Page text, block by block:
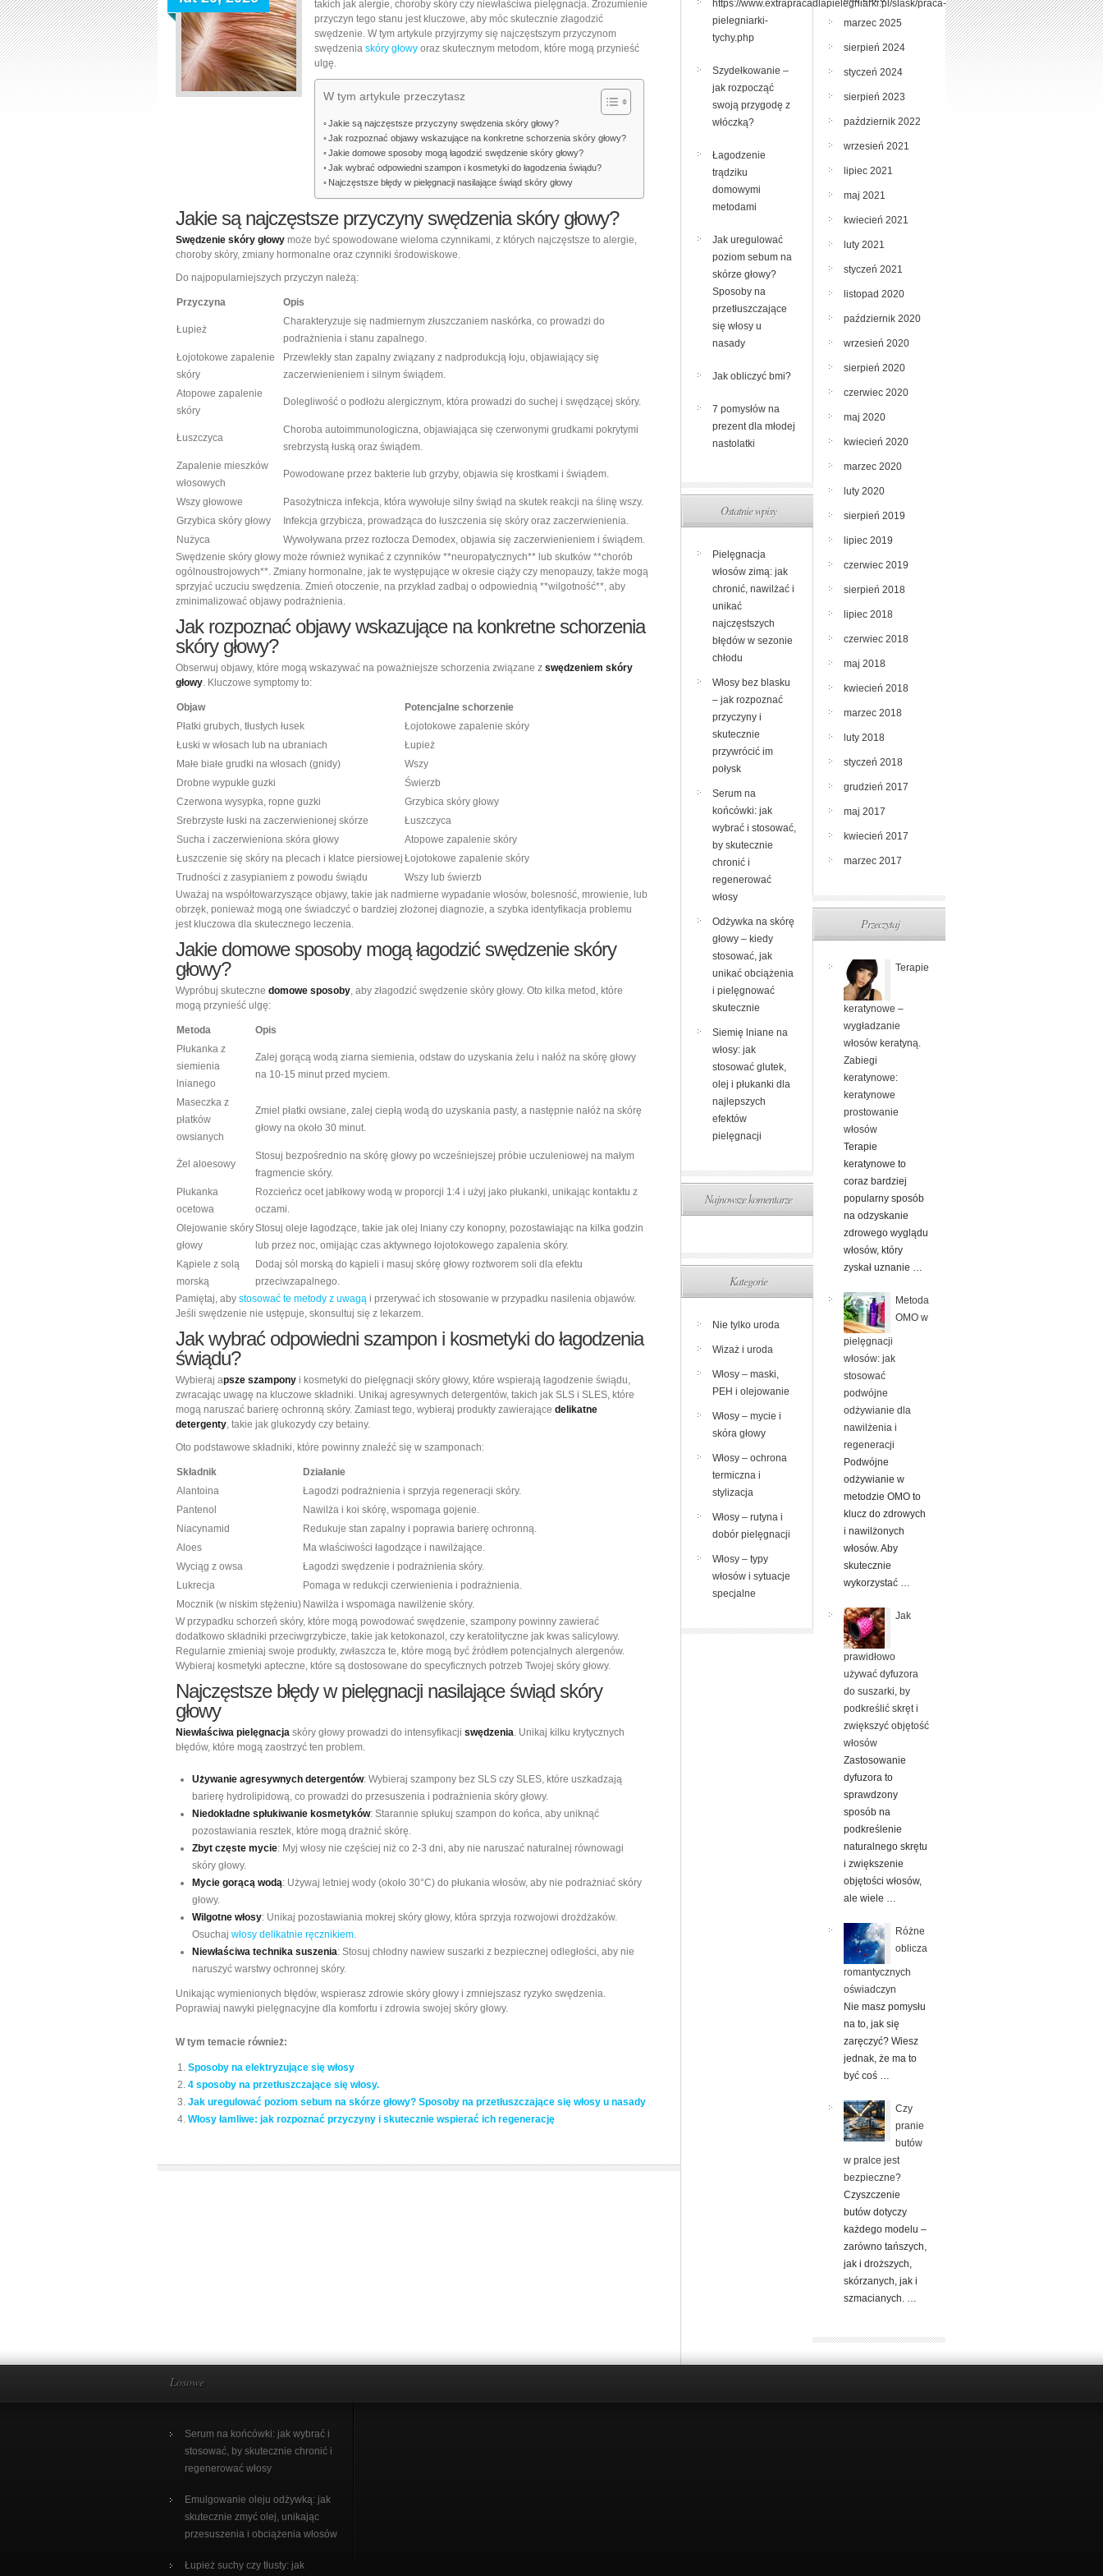
przyczyny
i
skuteczne
takich jak alergie, choroby skóry czy niewłaściwa pielęgnacja. Zrozumienie
przyczyn tego stanu jest kluczowe, aby móc skutecznie złagodzić
swędzenie. W tym artykule przyjrzymy się najczęstszym przyczynom
swędzenia skóry głowy oraz skutecznym metodom, które mogą przynieść
ulgę.
W tym artykule przeczytasz
Jakie są najczęstsze przyczyny swędzenia skóry głowy?
Jak rozpoznać objawy wskazujące na konkretne schorzenia skóry głowy?
Jakie domowe sposoby mogą łagodzić swędzenie skóry głowy?
Jak wybrać odpowiedni szampon i kosmetyki do łagodzenia świądu?
Najczęstsze błędy w pielęgnacji nasilające świąd skóry głowy
Jakie są najczęstsze przyczyny swędzenia skóry głowy?
Swędzenie skóry głowy może być spowodowane wieloma czynnikami, z których najczęstsze to alergie,
choroby skóry, zmiany hormonalne oraz czynniki środowiskowe.
Do najpopularniejszych przyczyn należą:
Przyczyna Opis
Łupież
Charakteryzuje się nadmiernym złuszczaniem naskórka, co prowadzi do
podrażnienia i stanu zapalnego.
Łojotokowe zapalenie
skóry
Przewlekły stan zapalny związany z nadprodukcją łoju, objawiający się
zaczerwienieniem i silnym świądem.
Atopowe zapalenie
skóry
Dolegliwość o podłożu alergicznym, która prowadzi do suchej i swędzącej skóry.
Łuszczyca
Choroba autoimmunologiczna, objawiająca się czerwonymi grudkami pokrytymi
srebrzystą łuską oraz świądem.
Zapalenie mieszków
włosowych
Powodowane przez bakterie lub grzyby, objawia się krostkami i świądem.
Wszy głowowe
Pasożytnicza infekcja, która wywołuje silny świąd na skutek reakcji na ślinę wszy.
Grzybica skóry głowy
Infekcja grzybicza, prowadząca do łuszczenia się skóry oraz zaczerwienienia.
Nużyca
Wywoływana przez roztocza Demodex, objawia się zaczerwienieniem i świądem.
Swędzenie skóry głowy może również wynikać z czynników **neuropatycznych** lub skutków **chorób
ogólnoustrojowych**. Zmiany hormonalne, jak te występujące w okresie ciąży czy menopauzy, także mogą
sprzyjać uczuciu swędzenia. Zmień otoczenie, na przykład zadbaj o odpowiednią **wilgotność**, aby
zminimalizować objawy podrażnienia.
Jak rozpoznać objawy wskazujące na konkretne schorzenia
skóry głowy?
Obserwuj objawy, które mogą wskazywać na poważniejsze schorzenia związane z swędzeniem skóry
głowy. Kluczowe symptomy to:
Objaw
Potencjalne schorzenie
Płatki grubych, tłustych łusek
Łojotokowe zapalenie skóry
Łuski w włosach lub na ubraniach
Łupież
Małe białe grudki na włosach (gnidy)
Wszy
Drobne wypukłe guzki
Świerzb
Czerwona wysypka, ropne guzki
Grzybica skóry głowy
Srebrzyste łuski na zaczerwienionej skórze
Łuszczyca
Sucha i zaczerwieniona skóra głowy
Atopowe zapalenie skóry
Łuszczenie się skóry na plecach i klatce piersiowej Łojotokowe zapalenie skóry
Trudności z zasypianiem z powodu świądu
Wszy lub świerzb
Uważaj na współtowarzyszące objawy, takie jak nadmierne wypadanie włosów, bolesność, mrowienie, lub
obrzęk, ponieważ mogą one świadczyć o bardziej złożonej diagnozie, a szybka identyfikacja problemu
jest kluczowa dla skutecznego leczenia.
Jakie domowe sposoby mogą łagodzić swędzenie skóry
głowy?
Wypróbuj skuteczne domowe sposoby, aby złagodzić swędzenie skóry głowy. Oto kilka metod, które
mogą przynieść ulgę:
Metoda
Opis
Płukanka z
siemienia
lnianego
Zalej gorącą wodą ziarna siemienia, odstaw do uzyskania żelu i nałóż na skórę głowy
na 10-15 minut przed myciem.
Maseczka z
płatków
owsianych
Zmiel płatki owsiane, zalej ciepłą wodą do uzyskania pasty, a następnie nałóż na skórę
głowy na około 30 minut.
Żel aloesowy
Stosuj bezpośrednio na skórę głowy po wcześniejszej próbie uczuleniowej na małym
fragmencie skóry.
Płukanka
ocetowa
Rozcieńcz ocet jabłkowy wodą w proporcji 1:4 i użyj jako płukanki, unikając kontaktu z
oczami.
Olejowanie skóry
głowy
Stosuj oleje łagodzące, takie jak olej lniany czy konopny, pozostawiając na kilka godzin
lub przez noc, omijając czas aktywnego łojotokowego zapalenia skóry.
Kąpiele z solą
morską
Dodaj sól morską do kąpieli i masuj skórę głowy roztworem soli dla efektu
przeciwzapalnego.
Pamiętaj, aby stosować te metody z uwagą i przerywać ich stosowanie w przypadku nasilenia objawów.
Jeśli swędzenie nie ustępuje, skonsultuj się z lekarzem.
Jak wybrać odpowiedni szampon i kosmetyki do łagodzenia
świądu?
Wybieraj apsze szampony i kosmetyki do pielęgnacji skóry głowy, które wspierają łagodzenie świądu,
zwracając uwagę na kluczowe składniki. Unikaj agresywnych detergentów, takich jak SLS i SLES, które
mogą naruszać barierę ochronną skóry. Zamiast tego, wybieraj produkty zawierające delikatne
detergenty, takie jak glukozydy czy betainy.
Oto podstawowe składniki, które powinny znaleźć się w szamponach:
Składnik
Działanie
Alantoina
Łagodzi podrażnienia i sprzyja regeneracji skóry.
Pantenol
Nawilża i koi skórę, wspomaga gojenie.
Niacynamid
Redukuje stan zapalny i poprawia barierę ochronną.
Aloes
Ma właściwości łagodzące i nawilżające.
Wyciąg z owsa
Łagodzi swędzenie i podrażnienia skóry.
Lukrecja
Pomaga w redukcji czerwienienia i podrażnienia.
Mocznik (w niskim stężeniu) Nawilża i wspomaga nawilżenie skóry.
W przypadku schorzeń skóry, które mogą powodować swędzenie, szampony powinny zawierać
dodatkowo składniki przeciwgrzybicze, takie jak ketokonazol, czy keratolityczne jak kwas salicylowy.
Regularnie zmieniaj swoje produkty, zwłaszcza te, które mogą być źródłem potencjalnych alergenów.
Wybieraj kosmetyki apteczne, które są dostosowane do specyficznych potrzeb Twojej skóry głowy.
Najczęstsze błędy wpielęgnacji nasilające świąd skóry
głowy
Niewłaściwa pielęgnacja skóry głowy prowadzi do intensyfikacji swędzenia. Unikaj kilku krytycznych
błędów, które mogą zaostrzyć ten problem.
Używanie agresywnych detergentów: Wybieraj szampony bez SLS czy SLES, które uszkadzają
barierę hydrolipidową, co prowadzi do przesuszenia i podrażnienia skóry głowy.
Niedokładne spłukiwanie kosmetyków: Starannie spłukuj szampon do końca, aby uniknąć
pozostawiania resztek, które mogą drażnić skórę.
Zbyt częste mycie: Myj włosy nie częściej niż co 2-3 dni, aby nie naruszać naturalnej równowagi
skóry głowy.
Mycie gorącą wodą: Używaj letniej wody (około 30°C) do płukania włosów, aby nie podrażniać skóry
głowy.
Wilgotne włosy: Unikaj pozostawiania mokrej skóry głowy, która sprzyja rozwojowi drożdżaków.
Osuchaj włosy delikatnie ręcznikiem.
Niewłaściwa technika suszenia: Stosuj chłodny nawiew suszarki z bezpiecznej odległości, aby nie
naruszyć warstwy ochronnej skóry.
Unikając wymienionych błędów, wspierasz zdrowie skóry głowy i zmniejszasz ryzyko swędzenia.
Poprawiaj nawyki pielęgnacyjne dla komfortu i zdrowia swojej skóry głowy.
W tym temacie również:
Sposoby na elektryzujące się włosy
4 sposoby na przetłuszczające się włosy.
Jak uregulować poziom sebum na skórze głowy? Sposoby na przetłuszczające się włosy u nasady
Włosy łamliwe: jak rozpoznać przyczyny i skutecznie wspierać ich regenerację
https://www.extrapracadlapielegniarki.pl/slask/praca-
pielegniarki-
tychy.php
Szydełkowanie –
jak rozpocząć
swoją przygodę z
włóczką?
Łagodzenie
trądziku
domowymi
metodami
Jak uregulować
poziom sebum na
skórze głowy?
Sposoby na
przetłuszczające
się włosy u
nasady
Jak obliczyć bmi?
7 pomysłów na
prezent dla młodej
nastolatki
Ostatnie wpisy
Pielęgnacja
włosów zimą: jak
chronić, nawilżać i
unikać
najczęstszych
błędów w sezonie
chłodu
Włosy bez blasku
– jak rozpoznać
przyczyny i
skutecznie
przywrócić im
połysk
Serum na
końcówki: jak
wybrać i stosować,
by skutecznie
chronić i
regenerować
włosy
Odżywka na skórę
głowy – kiedy
stosować, jak
unikać obciążenia
i pielęgnować
skutecznie
Siemię lniane na
włosy: jak
stosować glutek,
olej i płukanki dla
najlepszych
efektów
pielęgnacji
Najnowsze komentarze
Kategorie
Nie tylko uroda
Wizaż i uroda
Włosy – maski,
PEH i olejowanie
Włosy – mycie i
skóra głowy
Włosy – ochrona
termiczna i
stylizacja
Włosy – rutyna i
dobór pielęgnacji
Włosy – typy
włosów i sytuacje
specjalne
marzec 2025
sierpień 2024
styczeń 2024
sierpień 2023
październik 2022
wrzesień 2021
lipiec 2021
maj 2021
kwiecień 2021
luty 2021
styczeń 2021
listopad 2020
październik 2020
wrzesień 2020
sierpień 2020
czerwiec 2020
maj 2020
kwiecień 2020
marzec 2020
luty 2020
sierpień 2019
lipiec 2019
czerwiec 2019
sierpień 2018
lipiec 2018
czerwiec 2018
maj 2018
kwiecień 2018
marzec 2018
luty 2018
styczeń 2018
grudzień 2017
maj 2017
kwiecień 2017
marzec 2017
Przeczytaj
Terapie
keratynowe –
wygładzanie
włosów keratyną.
Zabiegi
keratynowe:
keratynowe
prostowanie
włosów
Terapie
keratynowe to
coraz bardziej
popularny sposób
na odzyskanie
zdrowego wyglądu
włosów, który
zyskał uznanie …
Metoda
OMO w
pielęgnacji
włosów: jak
stosować
podwójne
odżywianie dla
nawilżenia i
regeneracji
Podwójne
odżywianie w
metodzie OMO to
klucz do zdrowych
i nawilżonych
włosów. Aby
skutecznie
wykorzystać …
Jak
prawidłowo
używać dyfuzora
do suszarki, by
podkreślić skręt i
zwiększyć objętość
włosów
Zastosowanie
dyfuzora to
sprawdzony
sposób na
podkreślenie
naturalnego skrętu
i zwiększenie
objętości włosów,
ale wiele …
Różne
oblicza
romantycznych
oświadczyn
Nie masz pomysłu
na to, jak się
zaręczyć? Wiesz
jednak, że ma to
być coś …
Czy
pranie
butów
w pralce jest
bezpieczne?
Czyszczenie
butów dotyczy
każdego modelu –
zarówno tańszych,
jak i droższych,
skórzanych, jak i
szmacianych. …
Losowe
Serum na końcówki: jak wybrać i
stosować, by skutecznie chronić i
regenerować włosy
Emulgowanie oleju odżywką: jak
skutecznie zmyć olej, unikając
przesuszenia i obciążenia włosów
Łupież suchy czy tłusty: jak